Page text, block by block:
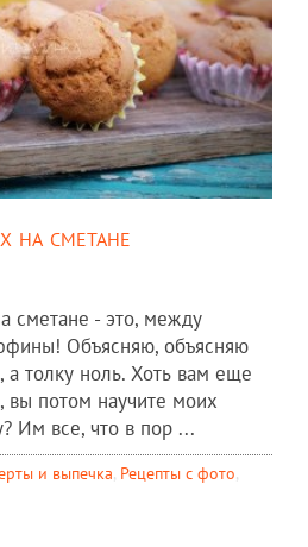
на сметане
сметане - это, между
Объясняю, объясняю
а толку ноль. Хоть вам еще
вы потом научите моих
Им все, что в пор ...
и выпечка, Рецепты c фото,